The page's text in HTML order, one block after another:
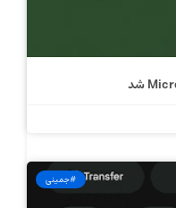
#جمینی